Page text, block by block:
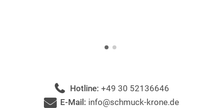
Hotline: +49 30 52136646
E-Mail: info@schmuck-krone.de